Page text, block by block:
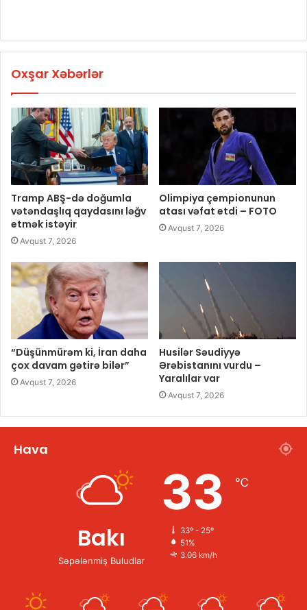
Oxşar Xəbərlər
Tramp ABŞ-də doğumla
vətəndaşlıq qaydasını ləğv
etmək istəyir
Avqust 7, 2026
Olimpiya çempionunun
atası vəfat etdi – FOTO
Avqust 7, 2026
“Düşünmürəm ki, İran daha
çox davam gətirə bilər”
Avqust 7, 2026
Husilər Səudiyyə
Ərəbistanını vurdu –
Yaralılar var
Avqust 7, 2026
Hava
Bakı
Səpələnmiş Buludlar
33 ℃
33º - 25º
51%
3.06 km/h